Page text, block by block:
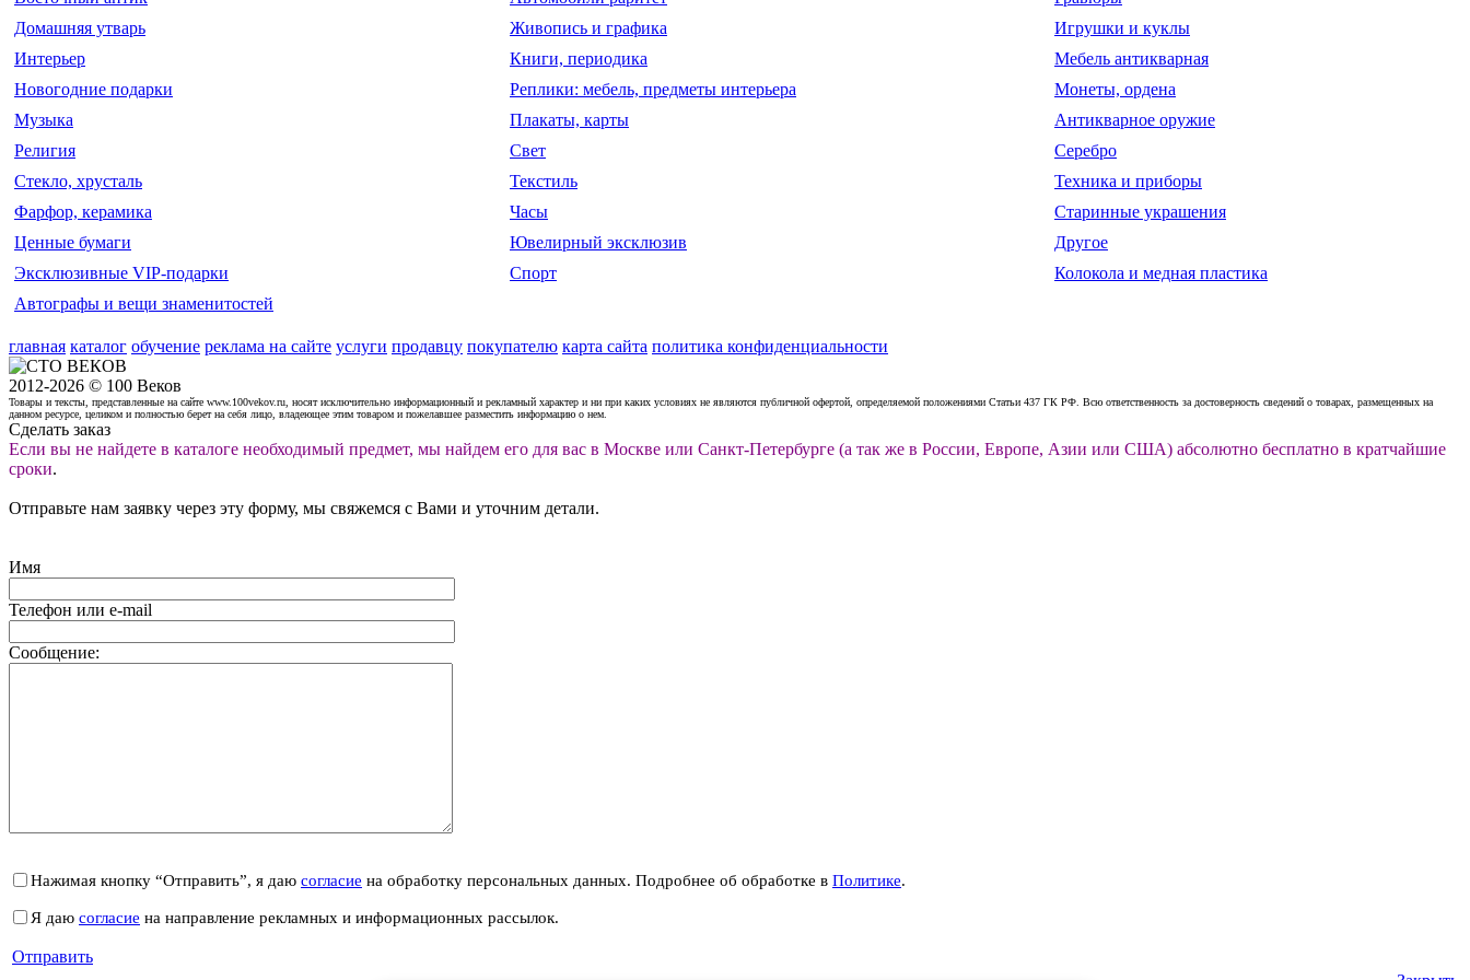
Домашняя утварь
Живопись и графика
Игрушки и куклы
Интерьер
Книги, периодика
Мебель антикварная
Новогодние подарки
Реплики: мебель, предметы интерьера
Монеты, ордена
Музыка
Плакаты, карты
Антикварное оружие
Религия
Свет
Серебро
Стекло, хрусталь
Текстиль
Техника и приборы
Фарфор, керамика
Часы
Старинные украшения
Ценные бумаги
Ювелирный эксклюзив
Другое
Эксклюзивные VIP-подарки
Спорт
Колокола и медная пластика
Автографы и вещи знаменитостей
главная каталог обучение реклама на сайте услуги продавцу покупателю карта сайта политика конфиденциальности
2012-2026 © 100 Веков
Товары и тексты, представленные на сайте www.100vekov.ru, носят исключительно информационный и рекламный характер и ни при каких условиях не являются публичной офертой, определяемой положениями Статьи 437 ГК РФ. Всю ответственность за достоверность сведений о товарах, размещенных на
данном ресурсе, целиком и полностью берет на себя лицо, владеющее этим товаром и пожелавшее разместить информацию о нем.
Сделать заказ
Если вы не найдете в каталоге необходимый предмет, мы найдем его для вас в Москве или Санкт-Петербурге (а так же в России, Европе, Азии или США) абсолютно бесплатно в кратчайшие
сроки.
Отправьте нам заявку через эту форму, мы свяжемся с Вами и уточним детали.
Имя
Телефон или e-mail
Сообщение:
Нажимая кнопку “Отправить”, я даю согласие на обработку персональных данных. Подробнее об обработке в Политике.
Я даю согласие на направление рекламных и информационных рассылок.
Отправить